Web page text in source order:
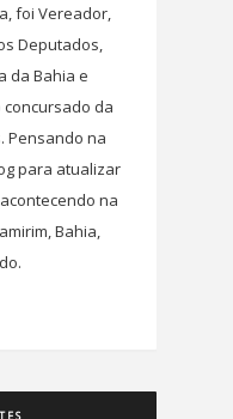
foi Vereador,
Deputados,
da Bahia e
da
Pensando na
para atualizar
na
Bahia,